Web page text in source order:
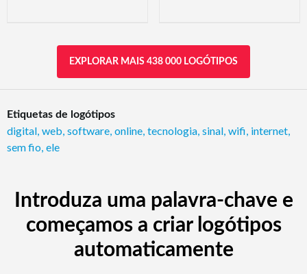
EXPLORAR MAIS 438 000 LOGÓTIPOS
Etiquetas de logótipos
digital web software online tecnologia sinal wifi internet
sem fio ele
Introduza uma palavra-chave e
começamos a criar logótipos
automaticamente